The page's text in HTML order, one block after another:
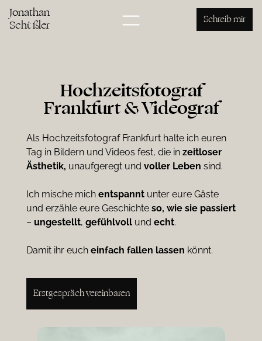
Jonathan
Schüßler Schreib mir
Hochzeitsfotograf
Frankfurt & Videograf
Als Hochzeitsfotograf Frankfurt halte ich euren
Tag in Bildern und Videos fest, die in zeitloser
Ästhetik, unaufgeregt und voller Leben sind.
Ich mische mich entspanntunter eure Gäste
und erzähle eure Geschichte so, wie sie passiert
– ungestellt, gefühlvollund echt.
Damit ihr euch einfach fallen lassen könnt.
Erstgespräch vereinbaren